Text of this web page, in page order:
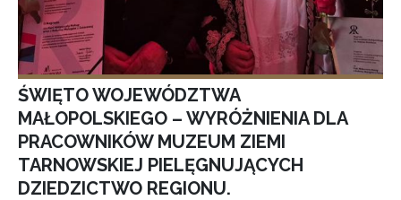
ŚWIĘTO WOJEWÓDZTWA
MAŁOPOLSKIEGO – WYRÓŻNIENIA DLA
PRACOWNIKÓW MUZEUM ZIEMI
TARNOWSKIEJ PIELĘGNUJĄCYCH
DZIEDZICTWO REGIONU.